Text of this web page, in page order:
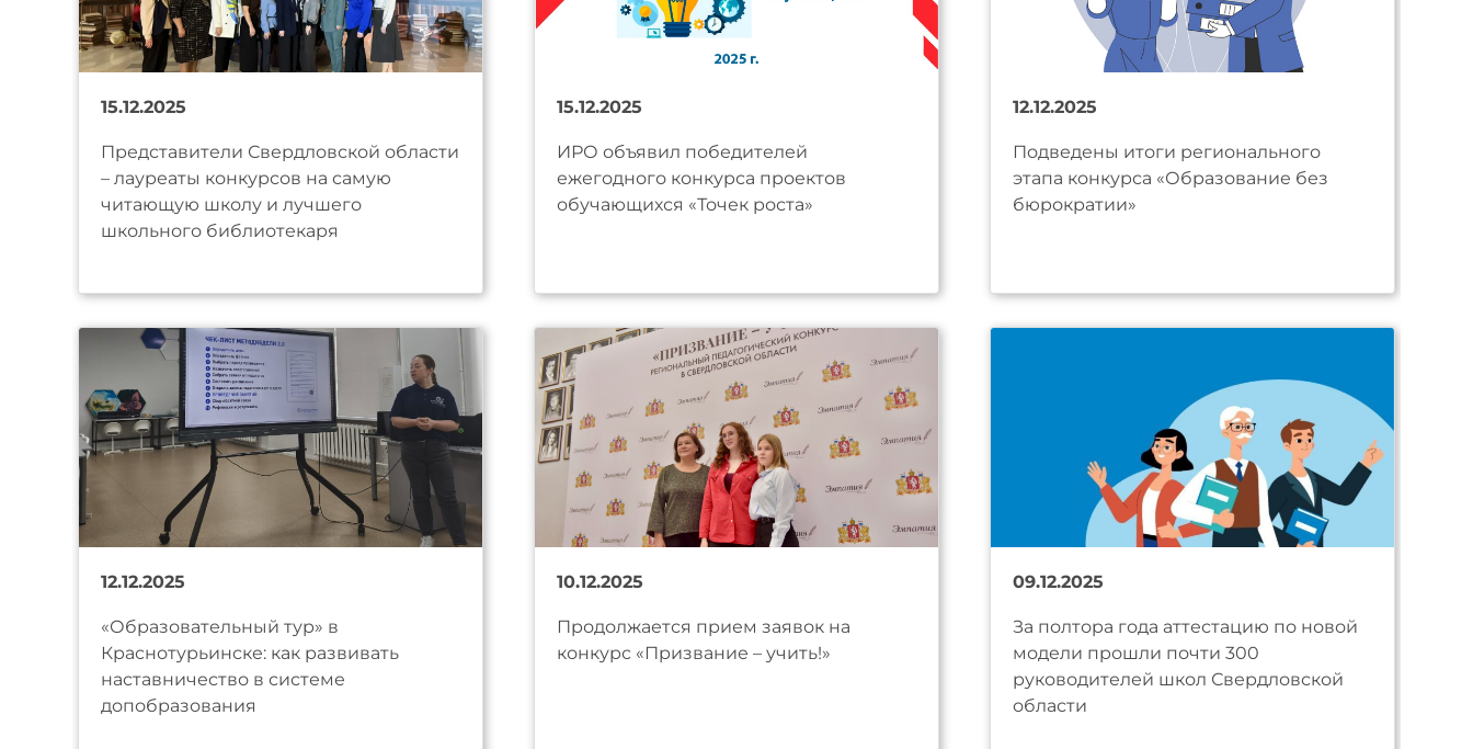
15.12.2025
Представители Свердловской области
– лауреаты конкурсов на самую
читающую школу и лучшего
школьного библиотекаря
15.12.2025
ИРО объявил победителей
ежегодного конкурса проектов
обучающихся «Точек роста»
12.12.2025
Подведены итоги регионального
этапа конкурса «Образование без
бюрократии»
12.12.2025
«Образовательный тур» в
Краснотурьинске: как развивать
наставничество в системе
допобразования
10.12.2025
Продолжается прием заявок на
конкурс «Призвание – учить!»
09.12.2025
За полтора года аттестацию по новой
модели прошли почти 300
руководителей школ Свердловской
области